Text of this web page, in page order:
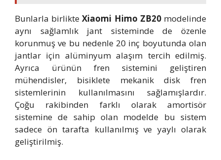
Bunlarla birlikteXiaomi Himo ZB20modelinde
aynı sağlamlık jant sisteminde de özenle
korunmuş ve bu nedenle 20 inç boyutunda olan
jantlar için alüminyum alaşım tercih edilmiş.
Ayrıca ürünün fren sistemini geliştiren
mühendisler, bisiklete mekanik disk fren
sistemlerinin kullanılmasını sağlamışlardır.
Çoğu rakibinden farklı olarak amortisör
sistemine de sahip olan modelde bu sistem
sadece ön tarafta kullanılmış ve yaylı olarak
geliştirilmiş.